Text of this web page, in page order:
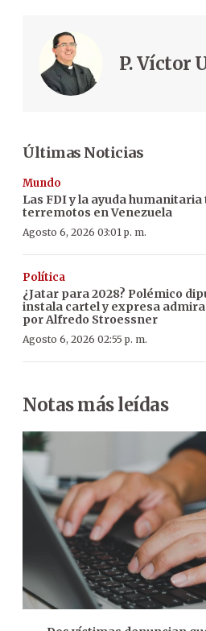
P. Víctor
Últimas Noticias
Mundo
Las FDI y la ayuda humanitaria
terremotos en Venezuela
Agosto 6, 2026 03:01 p. m.
Política
¿Jatar para 2028? Polémico
instala cartel y expresa
por Alfredo Stroessner
Agosto 6, 2026 02:55 p. m.
Notas más leídas